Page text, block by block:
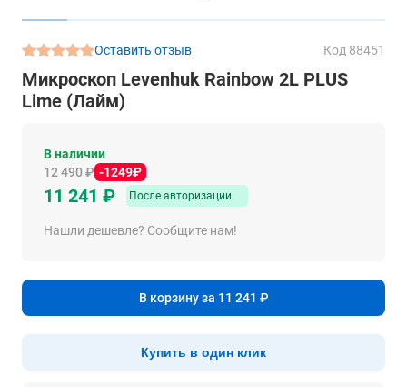
Оставить отзыв Код 88451
Микроскоп Levenhuk Rainbow 2L PLUS
Lime (Лайм)
В наличии
12 490 ₽ -1249₽
11 241 ₽ После авторизации
Нашли дешевле? Сообщите нам!
В корзину за 11 241 ₽
Купить в один клик